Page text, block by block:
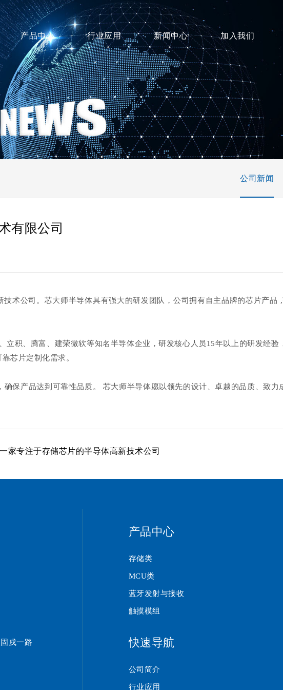
产品中心 行业应用 新闻中心 加入我们
公司新闻
有限公司
术公司。芯大师半导体具有强大的研发团队，公司拥有自主品牌的芯片产品
积、腾富、建荣微软等知名半导体企业，研发核心人员15年以上的研发经验
芯片定制化需求。
保产品达到可靠性品质。 芯大师半导体愿以领先的设计、卓越的品质、致力
一家专注于存储芯片的半导体高新技术公司
戍一路
产品中心
存储类
MCU类
蓝牙发射与接收
触摸模组
快速导航
公司简介
行业应用